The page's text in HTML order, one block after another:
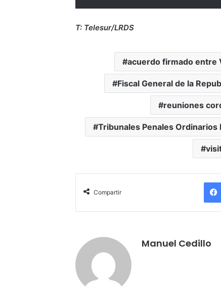
T: Telesur/LRDS
acuerdo firmado entre
Fiscal General de la
reuniones
Tribunales Penales Ordinarios
Compartir
Manuel Cedillo